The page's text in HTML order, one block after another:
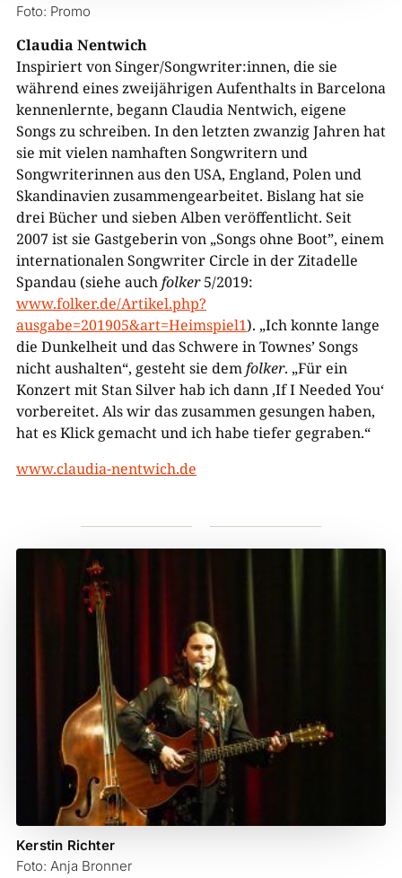
Foto: Promo
Claudia Nentwich
Inspiriert von Singer/Songwriter:innen, die sie
während eines zweijährigen Aufenthalts in Barcelona
kennenlernte, begann Claudia Nentwich, eigene
Songs zu schreiben. In den letzten zwanzig Jahren hat
sie mit vielen namhaften Songwritern und
Songwriterinnen aus den USA, England, Polen und
Skandinavien zusammengearbeitet. Bislang hat sie
drei Bücher und sieben Alben veröffentlicht. Seit
2007 ist sie Gastgeberin von „Songs ohne Boot”, einem
internationalen Songwriter Circle in der Zitadelle
Spandau (siehe auchfolker5/2019:
www.folker.de/Artikel.php?
ausgabe=201905&art=Heimspiel1). „Ich konnte lange
die Dunkelheit und das Schwere in Townes’ Songs
nicht aushalten“, gesteht sie demfolker. „Für ein
Konzert mit Stan Silver hab ich dann ‚If I Needed You‘
vorbereitet. Als wir das zusammen gesungen haben,
hat es Klick gemacht und ich habe tiefer gegraben.“
www.claudia-nentwich.de
Kerstin Richter
Foto: Anja Bronner